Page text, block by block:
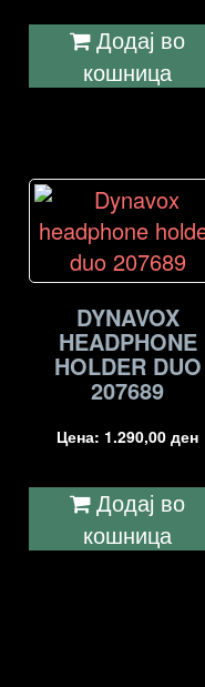
Додај во
кошница
DYNAVOX
HEADPHONE
HOLDER DUO
207689
Цена: 1.290,00ден
Додај во
кошница